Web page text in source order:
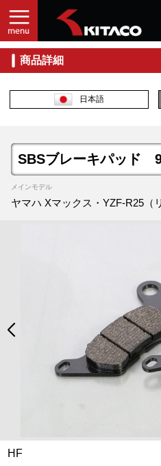
商品詳細
日本語
SBSブレーキパッド
メインモデル
ヤマハ Xマックス・YZF-R25（
HF